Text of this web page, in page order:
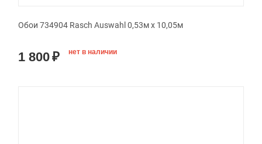
Обои 734904 Rasch Auswahl 0,53м x 10,05м
1 800₽ нет в наличии